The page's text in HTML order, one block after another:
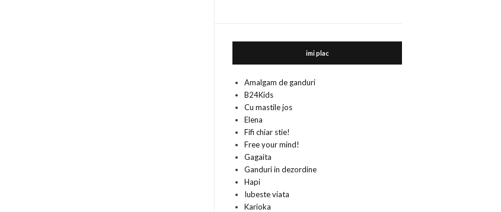
imi plac
Amalgam de ganduri
B24Kids
Cu mastile jos
Elena
Fifi chiar stie!
Free your mind!
Gagaita
Ganduri in dezordine
Hapi
Iubeste viata
Karioka